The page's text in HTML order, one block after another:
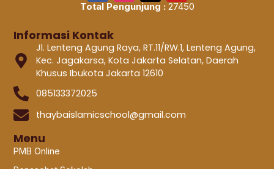
Total Pengunjung :27450
Informasi Kontak
Jl. Lenteng Agung Raya, RT.11/RW.1, Lenteng Agung,
Kec. Jagakarsa, Kota Jakarta Selatan, Daerah
Khusus Ibukota Jakarta 12610
085133372025
thaybaislamicschool@gmail.com
Menu
PMB Online